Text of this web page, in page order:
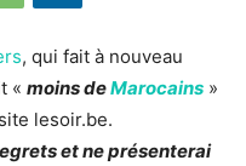
, qui fait à nouveau
« moins deMarocains »
lesoir.be.
et ne présenterai